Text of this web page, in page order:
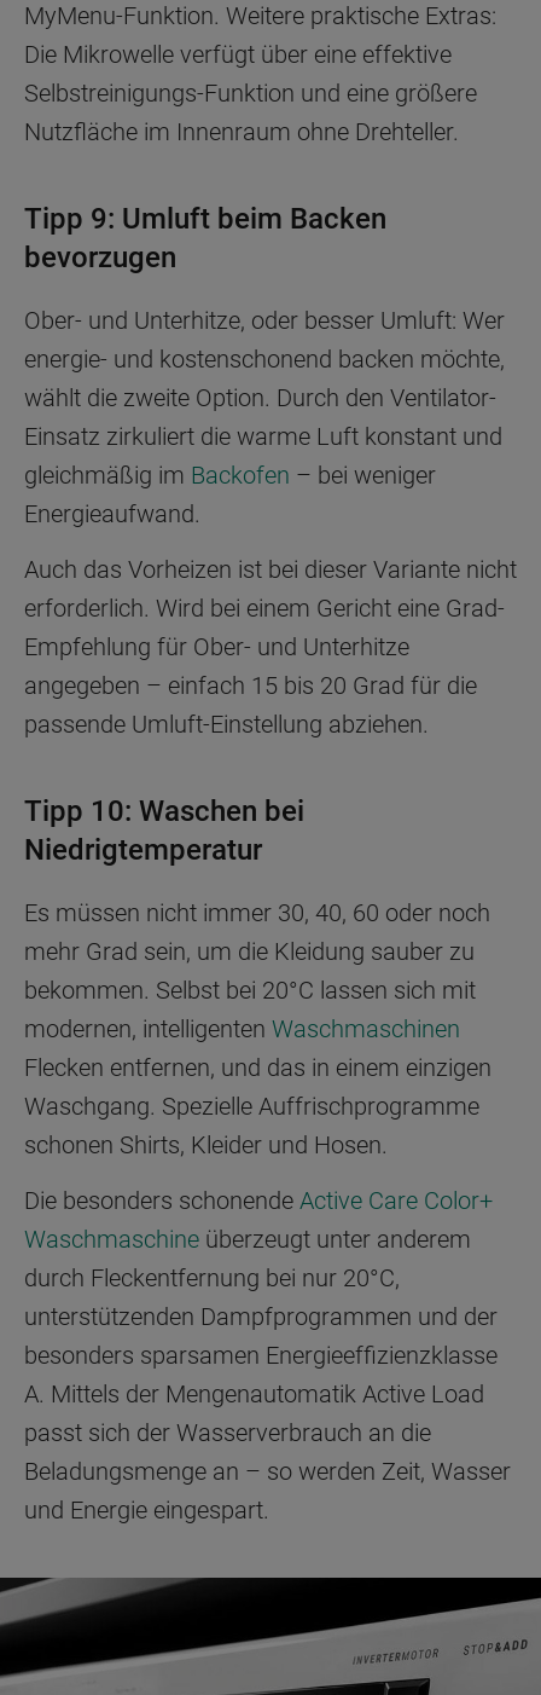
MyMenu-Funktion. Weitere praktische Extras:
Die Mikrowelle verfügt über eine effektive
Selbstreinigungs-Funktion und eine größere
Nutzfläche im Innenraum ohne Drehteller.
Tipp 9: Umluft beim Backen
bevorzugen
Ober- und Unterhitze, oder besser Umluft: Wer
energie- und kostenschonend backen möchte,
wählt die zweite Option. Durch den Ventilator-
Einsatz zirkuliert die warme Luft konstant und
gleichmäßig im Backofen – bei weniger
Energieaufwand.
Auch das Vorheizen ist bei dieser Variante nicht
erforderlich. Wird bei einem Gericht eine Grad-
Empfehlung für Ober- und Unterhitze
angegeben – einfach 15 bis 20 Grad für die
passende Umluft-Einstellung abziehen.
Tipp 10: Waschen bei
Niedrigtemperatur
Es müssen nicht immer 30, 40, 60 oder noch
mehr Grad sein, um die Kleidung sauber zu
bekommen. Selbst bei 20°C lassen sich mit
modernen, intelligenten Waschmaschinen
Flecken entfernen, und das in einem einzigen
Waschgang. Spezielle Auffrischprogramme
schonen Shirts, Kleider und Hosen.
Die besonders schonende Active Care Color+
Waschmaschine überzeugt unter anderem
durch Fleckentfernung bei nur 20°C,
unterstützenden Dampfprogrammen und der
besonders sparsamen Energieeffizienzklasse
A. Mittels der Mengenautomatik Active Load
passt sich der Wasserverbrauch an die
Beladungsmenge an – so werden Zeit, Wasser
und Energie eingespart.